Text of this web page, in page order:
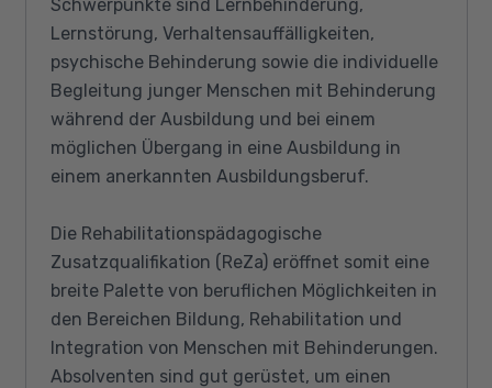
Schwerpunkte sind Lernbehinderung,
Lernstörung, Verhaltensauffälligkeiten,
psychische Behinderung sowie die individuelle
Begleitung junger Menschen mit Behinderung
während der Ausbildung und bei einem
möglichen Übergang in eine Ausbildung in
einem anerkannten Ausbildungsberuf.
Die Rehabilitationspädagogische
Zusatzqualifikation (ReZa) eröffnet somit eine
breite Palette von beruflichen Möglichkeiten in
den Bereichen Bildung, Rehabilitation und
Integration von Menschen mit Behinderungen.
Absolventen sind gut gerüstet, um einen